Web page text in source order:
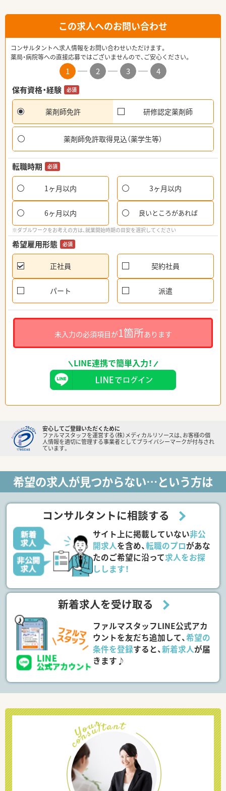
この求人へのお問い合わせ
コンサルタントへ求人情報をお問い合わせいただけます。
薬局・病院等への直接応募ではございませんので、ご安心ください。
1 2 3
4
保有資格・経験
必須
薬剤師免許 研修認定薬剤師
薬剤師免許取得見込（薬学生等）
転職時期 必須
1ヶ月以内 3ヶ月以内
6ヶ月以内 良いところがあれば
※ダブルワークをお考えの方は、就業開始時期の目安を選択してください
希望雇用形態 必須
正社員 契約社員
パート 派遣
未入力の必須項目が1箇所あります
LINE連携で簡単入力！
安心してご登録いただくために
ファルマスタッフを運営する（株）メディカルリソースは、お客様の個
人情報を適切に管理する事業者としてプライバシーマークが付与され
ています。
希望の求人が見つからない…という方は
コンサルタントに相談する
サイト上に掲載していない非公
開求人を含め、転職のプロがあな
たのご希望に沿って求人をお探
しします！
新着求人を受け取る
ファルマスタッフLINE公式アカ
ウントを友だち追加して、希望の
条件を登録すると、新着求人が届
きます♪